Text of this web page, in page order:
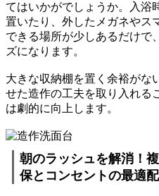
てはいかがでしょうか。入浴
置いたり、外したメガネやス
できる場所が少しあるだけで
ズになります。
大きな収納棚を置く余裕がな
せた造作の工夫を取り入れる
は劇的に向上します。
朝のラッシュを解消！
保とコンセントの最適